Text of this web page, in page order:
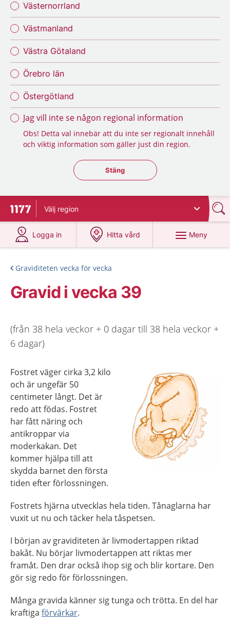
Västernorrland
Västmanland
Västra Götaland
Örebro län
Östergötland
Jag vill inte se någon regional information
Obs! Detta val innebär att du inte ser regionalt innehåll
och viktig information som gäller just din region.
Stäng regionsväljaren
Stäng
Till startsidan för 1177
Välj region
Logga in
på 1177.se
Hitta vård
på 1177.se
Meny
Graviditeten vecka för vecka
Gravid i vecka 39
(från 38 hela veckor + 0 dagar till 38 hela veckor +
6 dagar)
Fostret väger cirka 3,2 kilo
och är ungefär 50
centimeter långt. Det är
redo att födas. Fostret
har fått näring och
antikroppar via
moderkakan. Det
kommer hjälpa till att
skydda barnet den första
tiden efter förlossningen.
Fostrets hjärna utvecklas hela tiden. Tånaglarna har
vuxit ut nu och täcker hela tåspetsen.
I början av graviditeten är livmodertappen riktad
bakåt. Nu börjar livmodertappen att riktas mer
framåt. Den drar också ihop sig och blir kortare. Den
gör sig redo för förlossningen.
Många gravida känner sig tunga och trötta. En del har
kraftiga förvärkar.